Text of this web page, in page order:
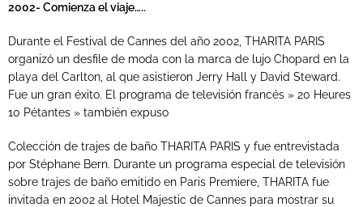
2002- Comienza el viaje…..
Durante el Festival de Cannes del año 2002, THARITA PARIS
organizó un desfile de moda con la marca de lujo Chopard en la
playa del Carlton, al que asistieron Jerry Hall y David Steward.
Fue un gran éxito. El programa de televisión francés » 20 Heures
10 Pétantes » también expuso
Colección de trajes de baño THARITA PARIS y fue entrevistada
por Stéphane Bern. Durante un programa especial de televisión
sobre trajes de baño emitido en Paris Premiere, THARITA fue
invitada en 2002 al Hotel Majestic de Cannes para mostrar su